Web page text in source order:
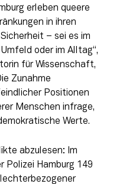
erleben queere
in ihren
– sei es im
oder im Alltag“,
für Wissenschaft,
Zunahme
Positionen
Menschen infrage,
Werte.
abzulesen: Im
Polizei Hamburg 149